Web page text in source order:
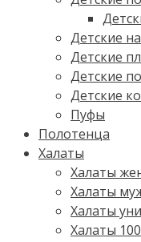
Детские
Детские
Детские
Детские
Пуфы
Полотенца
Халаты
Халаты
Халаты
Халаты
Халаты